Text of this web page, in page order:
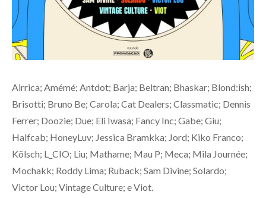
Airrica; Amémé; Antdot; Barja; Beltran; Bhaskar; Blond:ish;
Brisotti; Bruno Be; Carola; Cat Dealers; Classmatic; Dennis
Ferrer; Doozie; Due; Eli Iwasa; Fancy Inc; Gabe; Giu;
Halfcab; HoneyLuv; Jessica Bramkka; Jord; Kiko Franco;
Kölsch; L_CIO; Liu; Mathame; Mau P; Meca; Mila Journée;
Mochakk; Roddy Lima; Ruback; Sam Divine; Solardo;
Victor Lou; Vintage Culture; e Viot.